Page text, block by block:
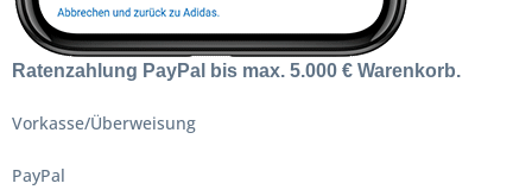
Ratenzahlung PayPal bis max. 5.000 € Warenkorb.
Vorkasse/Überweisung
PayPal